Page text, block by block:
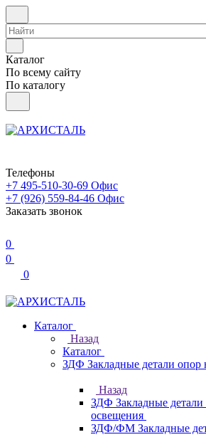
Каталог
По всему сайту
По каталогу
Телефоны
+7 495-510-30-69 Офис
+7 (926) 559-84-46 Офис
Заказать звонок
0
0
0
Каталог
Назад
Каталог
ЗДФ Закладные детали опор
Назад
ЗДФ Закладные
освещения
ЗДФ/ФМ Закладные